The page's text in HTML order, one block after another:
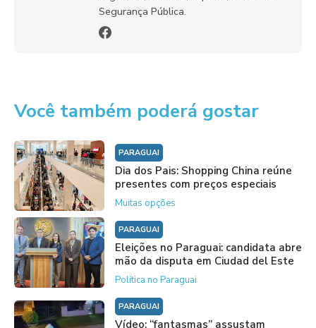
Segurança Pública.
Você também poderá gostar
PARAGUAI
Dia dos Pais: Shopping China reúne
presentes com preços especiais
Muitas opções
PARAGUAI
Eleições no Paraguai: candidata abre
mão da disputa em Ciudad del Este
Política no Paraguai
PARAGUAI
Vídeo: “fantasmas” assustam